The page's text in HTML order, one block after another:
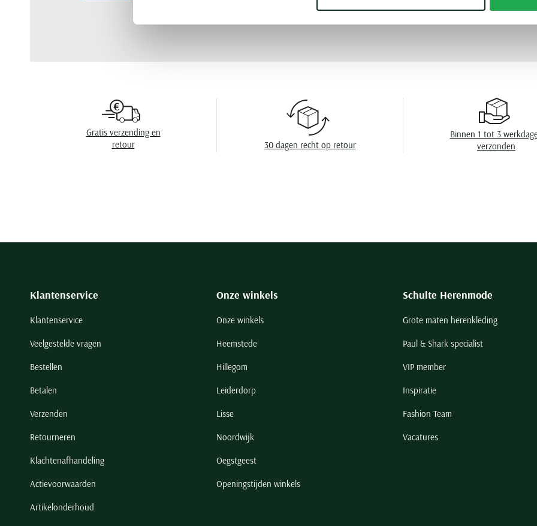
Manchet
Gratis verzending en
retour
30 dagen recht op retour
Binnen 1 tot 3
verzonden
Klantenservice
Klantenservice
Veelgestelde vragen
Bestellen
Betalen
Verzenden
Retourneren
Klachtenafhandeling
Actievoorwaarden
Artikelonderhoud
Onze winkels
Onze winkels
Heemstede
Hillegom
Leiderdorp
Lisse
Noordwijk
Oegstgeest
Openingstijden winkels
Schulte Herenmode
Grote maten herenkleding
Paul & Shark specialist
VIP member
Inspiratie
Fashion Team
Vacatures